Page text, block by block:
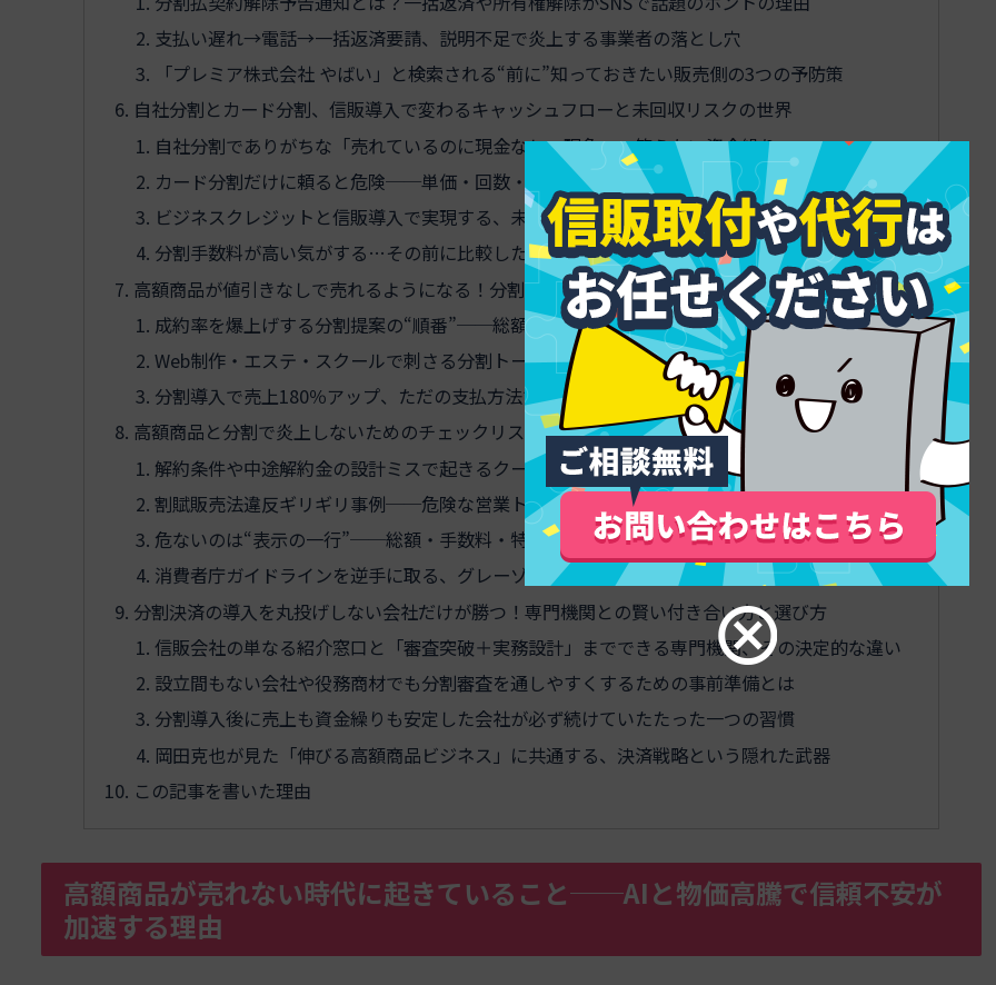
支払い遅れ→電話→一括返済要請、説明不足で炎上する事業者の落とし穴
「プレミア株式会社 やばい」と検索される“前に”知っておきたい販売側の3つの予防策
自社分割とカード分割、信販導入で変わるキャッシュフローと未回収リスクの世界
自社分割でありがちな「売れているのに現金なし」現象──笑えない資金繰り
カード分割だけに頼ると危険──単価・回数・審査、見えない天井とは
ビジネスクレジットと信販導入で実現する、未回収リスクフリー回収の仕組み
分割手数料が高い気がする…その前に比較したい本当に大切な指標
高額商品が値引きなしで売れるようになる！分割を武器に変える必殺の提案設計
成約率を爆上げする分割提案の“順番”──総額より「月々で何が変わる？」から始めよう
Web制作・エステ・スクールで刺さる分割トークのOK例と一撃アウト例
分割導入で売上180％アップ、ただの支払方法ではない魔法の仕掛けとは？
高額商品と分割で炎上しないためのチェックリスト──リアルなトラブルから学ぶ“地雷マップ”
解約条件や中途解約金の設計ミスで起きるクーリングオフ＆返金トラブルの実態
割賦販売法違反ギリギリ事例──危険な営業トークに要注意！
危ないのは“表示の一行”──総額・手数料・特典、誤認しやすいポイントはここ
消費者庁ガイドラインを逆手に取る、グレーゾーンを攻めないための商品設計視点
分割決済の導入を丸投げしない会社だけが勝つ！専門機関との賢い付き合い方と選び方
信販会社の単なる紹介窓口と「審査突破＋実務設計」までできる専門機関、その決定的な違い
設立間もない会社や役務商材でも分割審査を通しやすくするための事前準備とは
分割導入後に売上も資金繰りも安定した会社が必ず続けていたたった一つの習慣
岡田克也が見た「伸びる高額商品ビジネス」に共通する、決済戦略という隠れた武器
この記事を書いた理由
高額商品が売れない時代に起きていること──AIと物価高騰で信頼不安が
加速する理由